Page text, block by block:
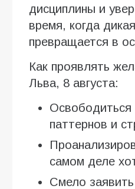
дисциплины и
время, когда
превращается в
Как проявлять
Льва, 8 августа:
Освободиться
паттернов и
самом деле
Смело